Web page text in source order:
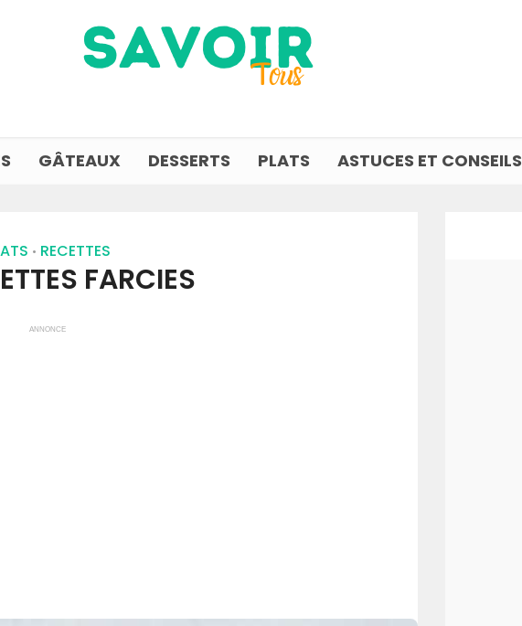
GÂTEAUX DESSERTS PLATS ASTUCES ET CONSEILS
• RECETTES
FARCIES
ANNONCE